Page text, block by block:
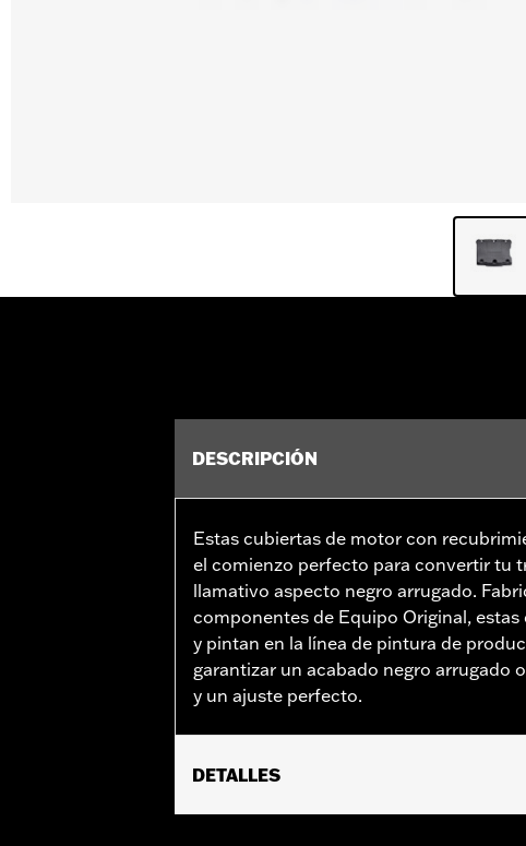
DESCRIPCIÓN
Estas cubiertas de motor con
el comienzo perfecto para convertir tu
llamativo aspecto negro arrugado.
componentes de Equipo Original, estas
y pintan en la línea de pintura de
garantizar un acabado negro arrugado
y un ajuste perfecto.
DETALLES